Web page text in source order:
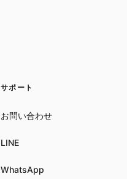
サポート
お問い合わせ
LINE
WhatsApp